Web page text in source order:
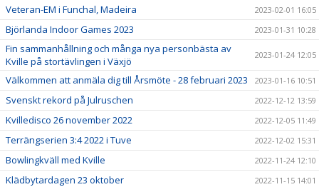
Veteran-EM i Funchal, Madeira 2023-02-01 16:05
Björlanda Indoor Games 2023 2023-01-31 10:28
Fin sammanhållning och många nya personbästa av
Kville på stortävlingen i Växjö
2023-01-24 12:05
Välkommen att anmäla dig till Årsmöte - 28 februari 2023 2023-01-16 10:51
Svenskt rekord på Julruschen 2022-12-12 13:59
Kvilledisco 26 november 2022 2022-12-05 11:49
Terrängserien 3:4 2022 i Tuve 2022-12-02 15:31
Bowlingkväll med Kville 2022-11-24 12:10
Klädbytardagen 23 oktober 2022-11-15 14:01